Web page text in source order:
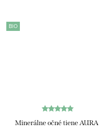
BIO
Minerálne očné tiene AURA